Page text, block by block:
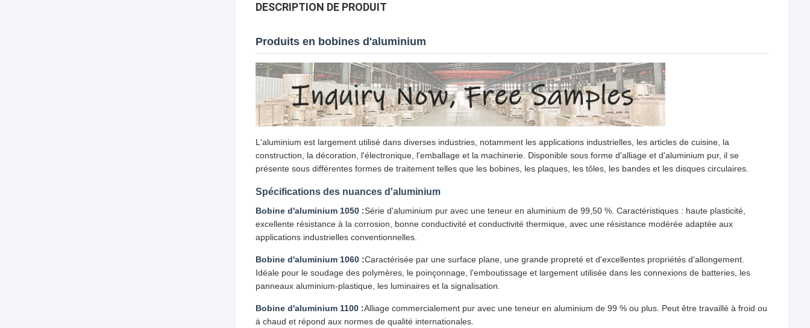
DESCRIPTION DE PRODUIT
Produits en bobines d'aluminium
L'aluminium est largement utilisé dans diverses industries, notamment les applications industrielles, les articles de cuisine, la
construction, la décoration, l'électronique, l'emballage et la machinerie. Disponible sous forme d'alliage et d'aluminium pur, il se
présente sous différentes formes de traitement telles que les bobines, les plaques, les tôles, les bandes et les disques circulaires.
Spécifications des nuances d'aluminium
Bobine d'aluminium 1050 :Série d'aluminium pur avec une teneur en aluminium de 99,50 %. Caractéristiques : haute plasticité,
excellente résistance à la corrosion, bonne conductivité et conductivité thermique, avec une résistance modérée adaptée aux
applications industrielles conventionnelles.
Bobine d'aluminium 1060 :Caractérisée par une surface plane, une grande propreté et d'excellentes propriétés d'allongement.
Idéale pour le soudage des polymères, le poinçonnage, l'emboutissage et largement utilisée dans les connexions de batteries, les
panneaux aluminium-plastique, les luminaires et la signalisation.
Bobine d'aluminium 1100 :Alliage commercialement pur avec une teneur en aluminium de 99 % ou plus. Peut être travaillé à froid ou
à chaud et répond aux normes de qualité internationales.